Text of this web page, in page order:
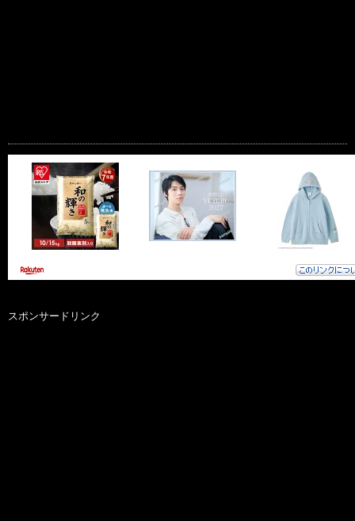
スポンサードリンク